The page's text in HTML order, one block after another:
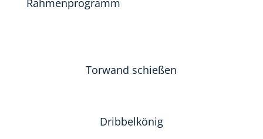
Rahmenprogramm
Torwand schießen
Dribbelkönig